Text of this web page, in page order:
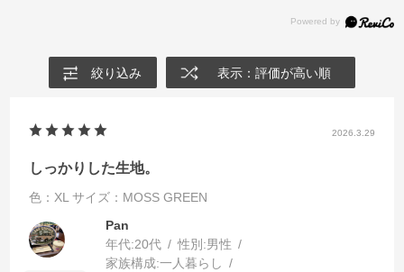
絞り込み 表示：評価が高い順
2026.3.29
しっかりした生地。
色：XL サイズ：MOSS GREEN
Pan
年代:20代 性別:男性
家族構成:一人暮らし